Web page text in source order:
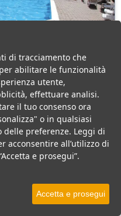
con Acqua Park, adatto a
di tracciamento che
abilitare le funzionalità
utente,
effettuare analisi.
il tuo consenso ora
o in qualsiasi
delle preferenze. Leggi di
acconsentire all’utilizzo di
e prosegui”.
Accetta e prosegui